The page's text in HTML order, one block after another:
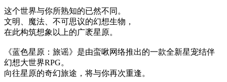
这个世界与你所熟知的已然不同。
文明、魔法、不可思议的幻想生物，
在此构筑想象以上的广袤星原。
《蓝色星原：旅谣》是由蛮啾网络推出的一款全新星宠结伴
幻想大世界RPG。
向往星原的奇幻旅途，将与你再次重逢。